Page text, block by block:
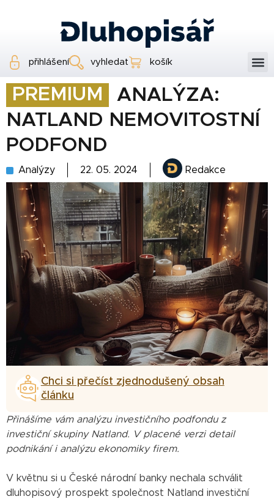
přihlášení vyhledat košík
PREMIUM
ANALÝZA:
NATLAND NEMOVITOSTNÍ
PODFOND
Analýzy 22. 05. 2024 Redakce
Chci si přečíst zjednodušený obsah
článku
Přinášíme vám analýzu investičního podfondu z
investiční skupiny Natland. V placené verzi detail
podnikání i analýzu ekonomiky firem.
V květnu si u České národní banky nechala schválit
dluhopisový prospekt společnost Natland investiční